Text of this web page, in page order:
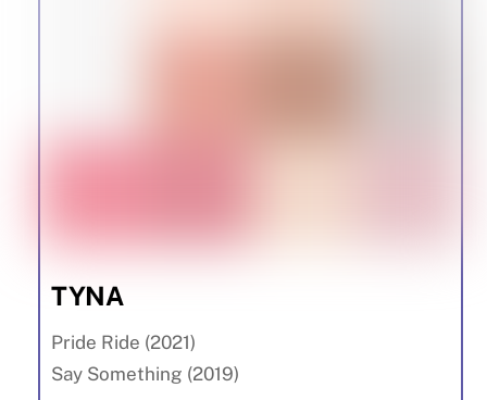
TYNA
Pride Ride (2021)
Say Something (2019)